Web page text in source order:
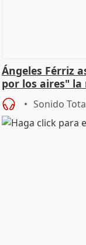
Ángeles Férriz
por los aires"
SMA
Sonido